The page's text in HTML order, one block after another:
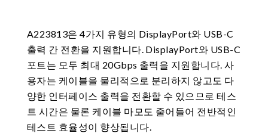
A223813은 4가지 유형의 DisplayPort와 USB-C
출력 간 전환을 지원합니다. DisplayPort와 USB-C
포트는 모두 최대 20Gbps 출력을 지원합니다. 사
용자는 케이블을 물리적으로 분리하지 않고도 다
양한 인터페이스 출력을 전환할 수 있으므로 테스
트 시간은 물론 케이블 마모도 줄어들어 전반적인
테스트 효율성이 향상됩니다.